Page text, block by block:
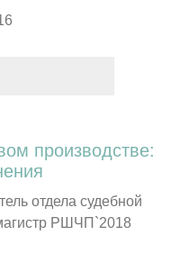
производстве:
отдела судебной
РШЧП`2018